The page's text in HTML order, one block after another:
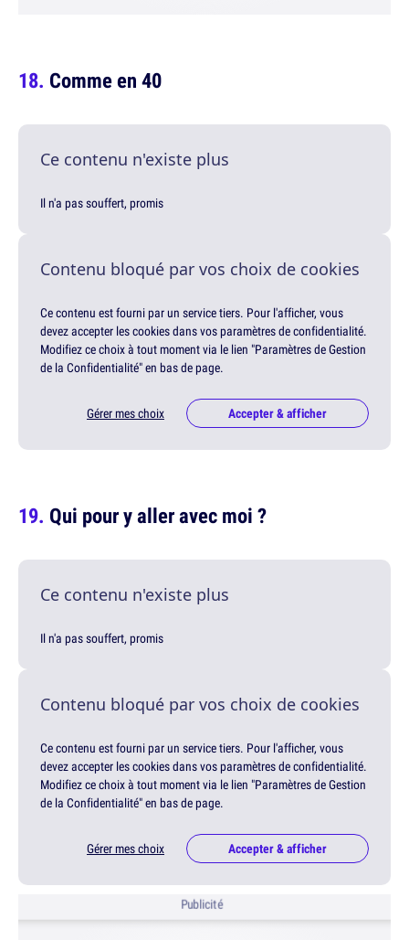
Comme en 40
Ce contenu n'existe plus
Il n'a pas souffert, promis
Contenu bloqué par vos choix de cookies
Ce contenu est fourni par un service tiers. Pour l'afficher, vous
devez accepter les cookies dans vos paramètres de confidentialité.
Modifiez ce choix à tout moment via le lien "Paramètres de Gestion
de la Confidentialité" en bas de page.
Gérer mes choix Accepter & afficher
Qui pour y aller avec moi ?
Ce contenu n'existe plus
Il n'a pas souffert, promis
Contenu bloqué par vos choix de cookies
Ce contenu est fourni par un service tiers. Pour l'afficher, vous
devez accepter les cookies dans vos paramètres de confidentialité.
Modifiez ce choix à tout moment via le lien "Paramètres de Gestion
de la Confidentialité" en bas de page.
Gérer mes choix Accepter & afficher
Publicité